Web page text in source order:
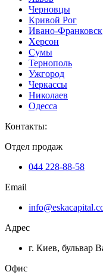
Черновцы
Кривой Рог
Ивано-Франковск
Херсон
Сумы
Тернополь
Ужгород
Черкассы
Николаев
Одесса
Контакты:
Отдел продаж
044 228-88-58
Email
Адрес
г. Киев, бульвар
Офис